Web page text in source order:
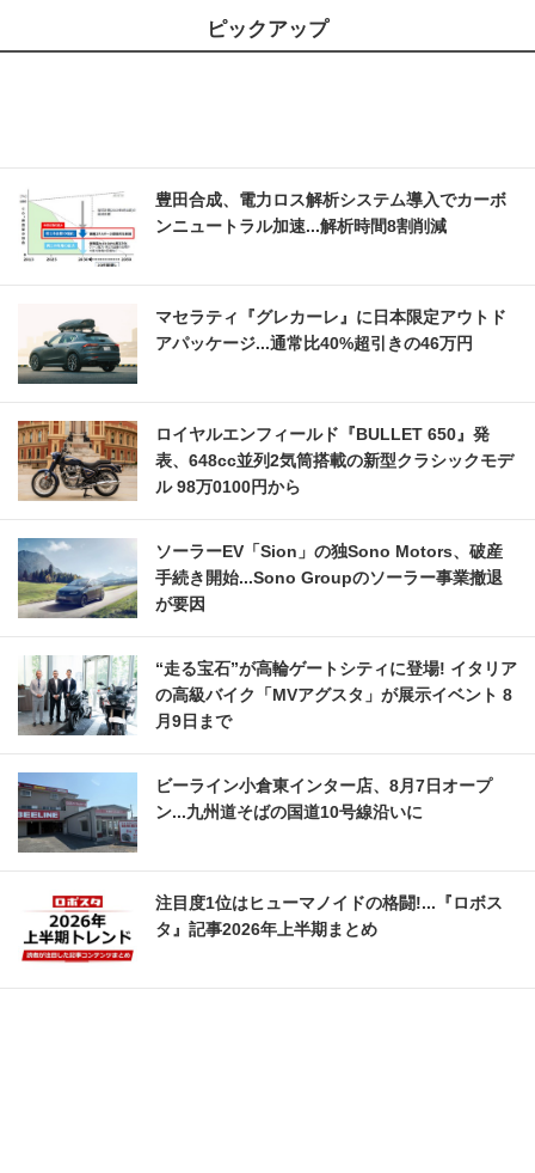
ピックアップ
豊田合成、電力ロス解析システム導入でカーボ
ンニュートラル加速...解析時間8割削減
マセラティ『グレカーレ』に日本限定アウトド
アパッケージ...通常比40%超引きの46万円
ロイヤルエンフィールド『BULLET 650』発
表、648cc並列2気筒搭載の新型クラシックモデ
ル 98万0100円から
ソーラーEV「Sion」の独Sono Motors、破産
手続き開始...Sono Groupのソーラー事業撤退
が要因
“走る宝石”が高輪ゲートシティに登場! イタリア
の高級バイク「MVアグスタ」が展示イベント 8
月9日まで
ビーライン小倉東インター店、8月7日オープ
ン...九州道そばの国道10号線沿いに
注目度1位はヒューマノイドの格闘!...『ロボス
タ』記事2026年上半期まとめ